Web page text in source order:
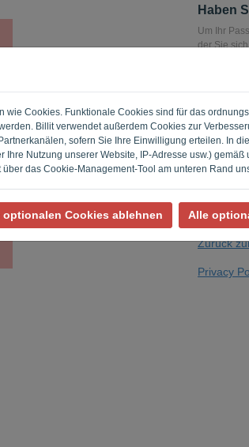
wie Cookies. Funktionale Cookies sind für das
Billit verwendet außerdem Cookies zur
sofern Sie Ihre Einwilligung erteilen. In
Nutzung unserer Website, IP-Adresse usw.) gemäß
das Cookie-Management-Tool am unteren Rand
optionalen Cookies ablehnen Alle
Haben
Um Ihr
der Sie
Sind Sie
Zurück
Privacy